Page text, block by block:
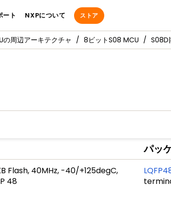
ート NXPについて ストア
の周辺アーキテクチャ 8ビットS08 MCU
Flash, 40MHz, -40/+125degC,
48
パッ